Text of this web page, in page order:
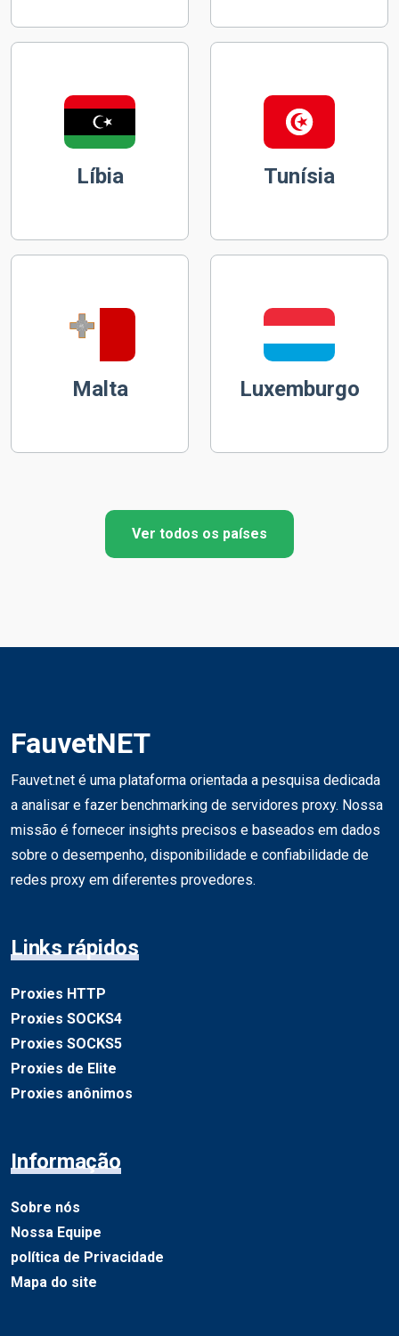
Líbia Tunísia
Malta Luxemburgo
Ver todos os países
FauvetNET
Fauvet.net é uma plataforma orientada a pesquisa dedicada
a analisar e fazer benchmarking de servidores proxy. Nossa
missão é fornecer insights precisos e baseados em dados
sobre o desempenho, disponibilidade e confiabilidade de
redes proxy em diferentes provedores.
Links rápidos
Proxies HTTP
Proxies SOCKS4
Proxies SOCKS5
Proxies de Elite
Proxies anônimos
Informação
Sobre nós
Nossa Equipe
política de Privacidade
Mapa do site